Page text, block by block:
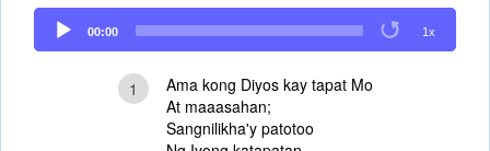
Audio
Player
00:00 1x
1
Ama kong Diyos kay tapat Mo
At maaasahan;
Sangnilikha'y patotoo